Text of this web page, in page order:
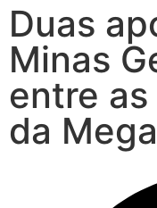
Duas
Minas
entre
da